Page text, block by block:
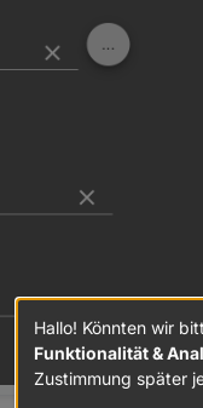
Hallo! Könnten wir
Funktionalität &
Zustimmung später